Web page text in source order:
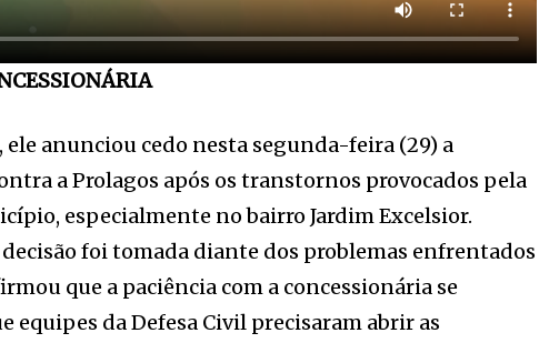
ele anunciou cedo nesta segunda-feira (29) a
a Prolagos após os transtornos provocados pela
especialmente no bairro Jardim Excelsior.
foi tomada diante dos problemas enfrentados
que a paciência com a concessionária se
equipes da Defesa Civil precisaram abrir as